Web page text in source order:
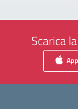
Scarica